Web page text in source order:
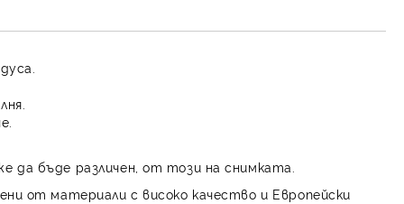
да бъде различен, от този на снимката.
от материали с високо качество и Европейски